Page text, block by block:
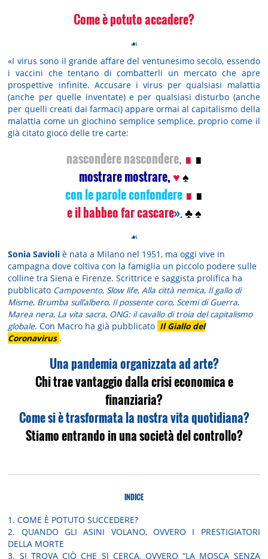
Come è potuto accadere?
☙
«I virus sono il grande affare del ventunesimo secolo, essendo
i vaccini che tentano di combatterli un mercato che apre
prospettive infinite. Accusare i virus per qualsiasi malattia
(anche per quelle inventate) e per qualsiasi disturbo (anche
per quelli creati dai farmaci) appare ormai al capitalismo della
malattia come un giochino semplice semplice, proprio come il
già citato gioco delle tre carte:
nascondere nascondere, ∎ ∎
mostrare mostrare, ♥♠
con le parole confondere ∎ ∎
e il babbeo far cascare».♣♠
☙
Sonia Savioli è nata a Milano nel 1951, ma oggi vive in
campagna dove coltiva con la famiglia un piccolo podere sulle
colline tra Siena e Firenze. Scrittrice e saggista prolifica ha
pubblicato Campovento, Slow life,Alla città nemica, Il gallo di
Misme, Brumba sull’albero, Il possente coro, Scemi di Guerra,
Marea nera, La vita sacra, ONG: il cavallo di troia del capitalismo
globale. Con Macro ha già pubblicato Il Giallo del
Coronavirus .
Una pandemia organizzata ad arte?
Chi trae vantaggio dalla crisi economica e
finanziaria?
Come si è trasformata la nostra vita quotidiana?
Stiamo entrando in una società del controllo?
INDICE
1. COME È POTUTO SUCCEDERE?
2. QUANDO GLI ASINI VOLANO, OVVERO I PRESTIGIATORI
DELLA MORTE
3. SI TROVA CIÒ CHE SI CERCA, OVVERO “LA MOSCA SENZA